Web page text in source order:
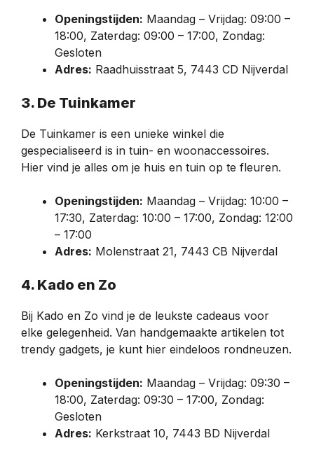
Openingstijden: Maandag – Vrijdag: 09:00 –
18:00, Zaterdag: 09:00 – 17:00, Zondag:
Gesloten
Adres: Raadhuisstraat 5, 7443 CD Nijverdal
3. De Tuinkamer
De Tuinkamer is een unieke winkel die
gespecialiseerd is in tuin- en woonaccessoires.
Hier vind je alles om je huis en tuin op te fleuren.
Openingstijden: Maandag – Vrijdag: 10:00 –
17:30, Zaterdag: 10:00 – 17:00, Zondag: 12:00
– 17:00
Adres: Molenstraat 21, 7443 CB Nijverdal
4. Kado en Zo
Bij Kado en Zo vind je de leukste cadeaus voor
elke gelegenheid. Van handgemaakte artikelen tot
trendy gadgets, je kunt hier eindeloos rondneuzen.
Openingstijden: Maandag – Vrijdag: 09:30 –
18:00, Zaterdag: 09:30 – 17:00, Zondag:
Gesloten
Adres: Kerkstraat 10, 7443 BD Nijverdal